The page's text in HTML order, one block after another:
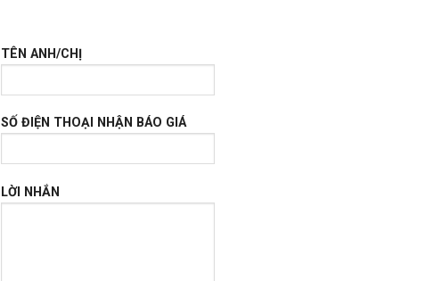
TÊN ANH/CHỊ
SỐ ĐIỆN THOẠI NHẬN BÁO GIÁ
LỜI NHẮN